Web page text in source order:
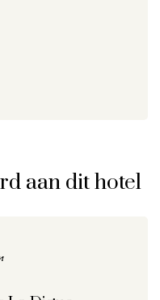
aan dit hotel